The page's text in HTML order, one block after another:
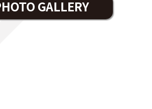
GALLERY